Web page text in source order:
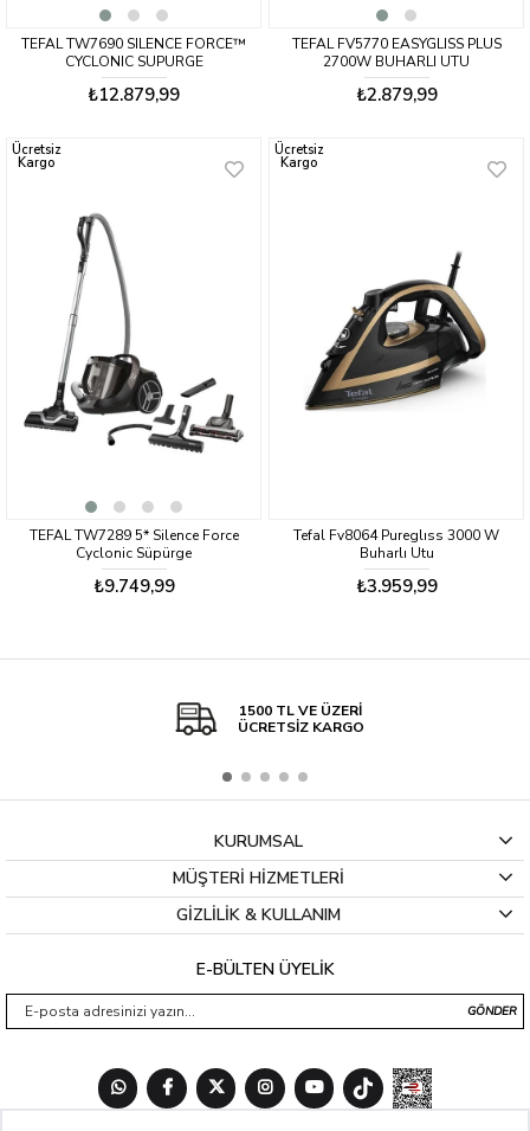
TEFAL TW7690 SILENCE FORCE™
CYCLONIC SUPURGE
₺12.879,99
TEFAL FV5770 EASYGLISS PLUS
2700W BUHARLI UTU
₺2.879,99
TEFAL TW7289 5* Silence Force
Cyclonic Süpürge
₺9.749,99
Ücretsiz
Kargo
Tefal Fv8064 Pureglıss 3000 W
Buharlı Utu
₺3.959,99
Ücretsiz
Kargo
1500 TL VE ÜZERİ
ÜCRETSİZ KARGO
KURUMSAL
MÜŞTERİ HİZMETLERİ
GİZLİLİK & KULLANIM
E-BÜLTEN ÜYELİK
GÖNDER